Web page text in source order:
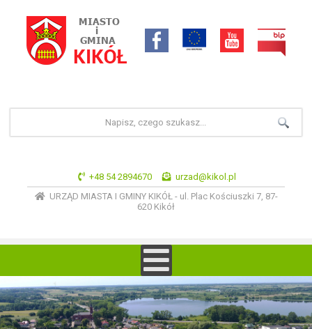
+48 54 2894670
urzad@kikol.pl
URZĄD MIASTA I GMINY KIKÓŁ - ul. Plac Kościuszki 7, 87-
620 Kikół